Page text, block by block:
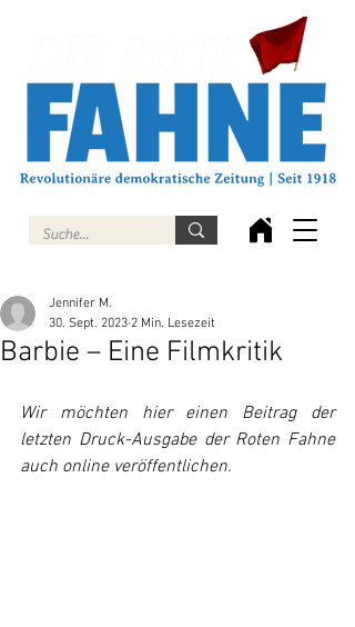
Barbie – Eine Filmkritik
Jennifer M.
30. Sept. 2023 2 Min. Lesezeit
Wir möchten hier einen Beitrag der
letzten Druck-Ausgabe der Roten Fahne
auch online veröffentlichen.